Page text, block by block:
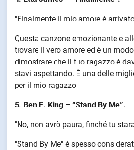
"Finalmente il mio amore è
Questa canzone emozionante e
trovare il vero amore ed è un
dimostrare che il tuo ragazzo è
stavi aspettando. È una delle
per il mio ragazzo.
5. Ben E. King – “Stand By Me”.
"No, non avrò paura, finché tu
"Stand By Me" è spesso